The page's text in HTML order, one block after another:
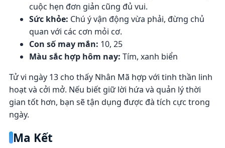
cuộc hẹn đơn giản cũng đủ vui.
Sức khỏe: Chú ý vận động vừa phải, đừng chủ
quan với các cơn mỏi cơ.
Con số may mắn: 10, 25
Màu sắc hợp hôm nay: Tím, xanh biển
Tử vi ngày 13 cho thấy Nhân Mã hợp với tinh thần linh
hoạt và cởi mở. Nếu biết giữ lời hứa và quản lý thời
gian tốt hơn, bạn sẽ tận dụng được đà tích cực trong
ngày.
Ma Kết